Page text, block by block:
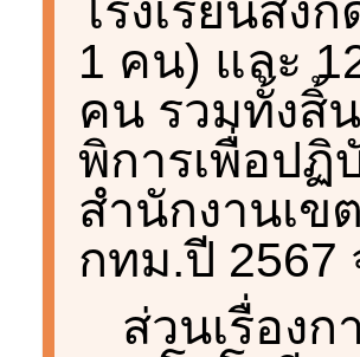
1 คน) และ
คน รวมทั้งสิ้
พิการเพื่อป
สำนักงานเข
กทม.ปี 2567
ส่วนเรื่อง